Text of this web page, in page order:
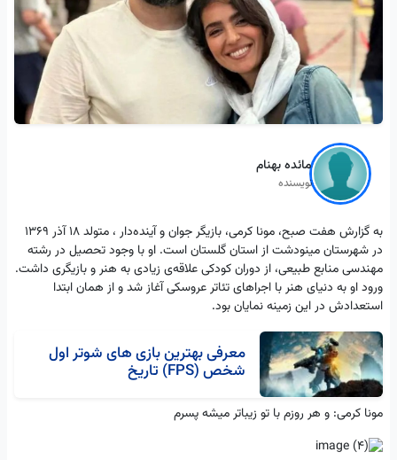
مائده بهنام
نویسنده
به گزارش هفت صبح، مونا کرمی، بازیگر جوان و آینده‌دار ، متولد 18 آذر 1369
در شهرستان مینودشت از استان گلستان است. او با وجود تحصیل در رشته
مهندسی منابع طبیعی، از دوران کودکی علاقه‌ی زیادی به هنر و بازیگری داشت.
ورود او به دنیای هنر با اجراهای تئاتر عروسکی آغاز شد و از همان ابتدا
استعدادش در این زمینه نمایان بود.
معرفی بهترین بازی های شوتر اول
شخص (FPS) تاریخ
مونا کرمی: و هر روزم با تو زیباتر میشه پسرم